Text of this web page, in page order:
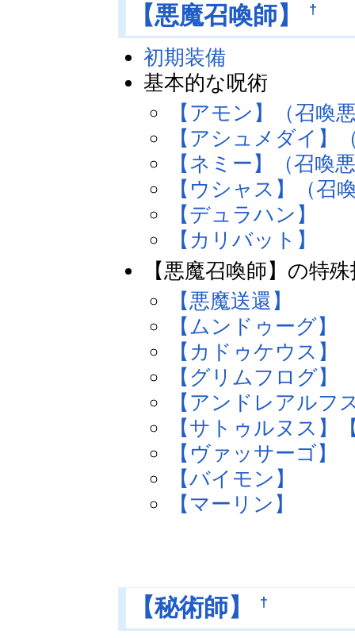
【悪魔召喚師】 †
初期装備
基本的な呪術
【アモン】（召喚
【アシュメダイ】
【ネミー】（召喚
【ウシャス】（召
【デュラハン】
【カリバット】
【悪魔召喚師】の特
【悪魔送還】
【ムンドゥーグ】
【カドゥケウス】
【グリムフログ】
【アンドレアルフ
【サトゥルヌス】
【ヴァッサーゴ】
【バイモン】
【マーリン】
【秘術師】 †